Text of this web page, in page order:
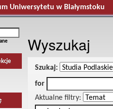
Uniwersytetu w Białymstoku
Wyszukaj
Szukaj:
for
Aktualne filtry: